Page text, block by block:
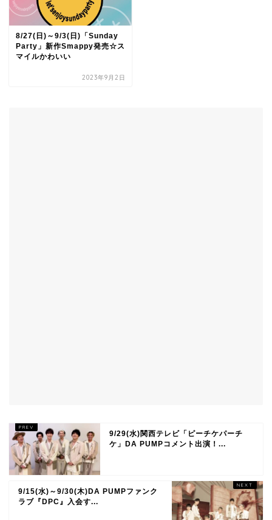
8/27(日)～9/3(日)「Sunday
Party」新作Smappy発売☆ス
マイルかわいい
2023年9月2日
9/29(水)関西テレビ「ピーチケパーチ
ケ」DA PUMPコメント出演！...
9/15(水)～9/30(木)DA PUMPファンク
ラブ『DPC』入会す...